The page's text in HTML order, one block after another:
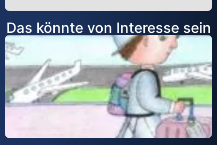
Alternative:
Das könnte von Interesse sein